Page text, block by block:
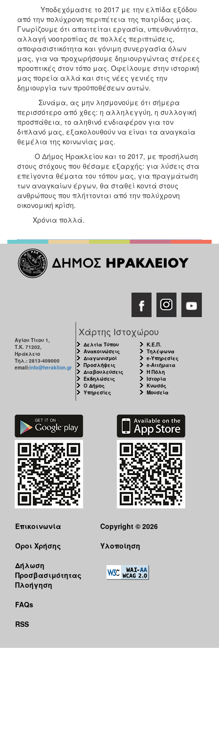
Υποδεχόμαστε το 2017 με την ελπίδα εξόδου
από την πολύχρονη περιπέτεια της πατρίδας μας.
Γνωρίζουμε ότι απαιτείται εργασία, υπευθυνότητα,
αλλαγή νοοτροπίας σε πολλές περιπτώσεις,
αποφασιστικότητα και γόνιμη συνεργασία όλων
μας, για να προχωρήσουμε δημιουργώντας στέρεες
προοπτικές στον τόπο μας. Οφείλουμε στην ιστορική
μας πορεία αλλά και στις νέες γενιές την
δημιουργία των προϋποθέσεων αυτών.
Συνάμα, ας μην λησμονούμε ότι σήμερα
περισσότερο από χθες: η αλληλεγγύη, η συλλογική
προσπάθεια, το αληθινό ενδιαφέρον για τον
διπλανό μας, εξακολουθούν να είναι τα αναγκαία
θεμέλια της κοινωνίας μας.
Ο Δήμος Ηρακλείου και το 2017, με προσήλωση
στους στόχους που θέσαμε εξαρχής: για λύσεις στα
επείγοντα θέματα του τόπου μας, για πραγμάτωση
των αναγκαίων έργων, θα σταθεί κοντά στους
ανθρώπους που πλήττονται από την πολύχρονη
οικονομική κρίση.
Χρόνια πολλά.
Αγίου Τίτου 1,
Τ.Κ. 71202,
Ηράκλειο
Τηλ.: 2813-409000
email:info@heraklion.gr
Χάρτης Ιστοχώρου
Δελτία Τύπου
Ανακοινώσεις
Διαγωνισμοί
Προσλήψεις
Διαβουλεύσεις
Εκδηλώσεις
Ο Δήμος
Υπηρεσίες
Κ.Ε.Π.
Τηλέφωνα
e-Υπηρεσίες
e-Αιτήματα
Η Πόλη
Ιστορία
Κνωσός
Μουσεία
Επικοινωνία
Όροι Χρήσης
Δήλωση
Προσβασιμότητας
Πλοήγηση
FAQs
RSS
Copyright © 2026
Υλοποίηση